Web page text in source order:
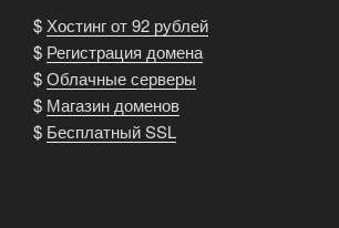
$Хостинг от 92 рублей
$ Регистрация домена
$Облачные серверы
$ Магазин доменов
$ Бесплатный SSL